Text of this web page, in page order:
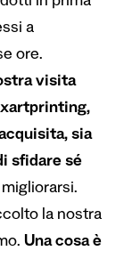
a
ore.
visita
sia
sfidare sé
la nostra
Una cosa è